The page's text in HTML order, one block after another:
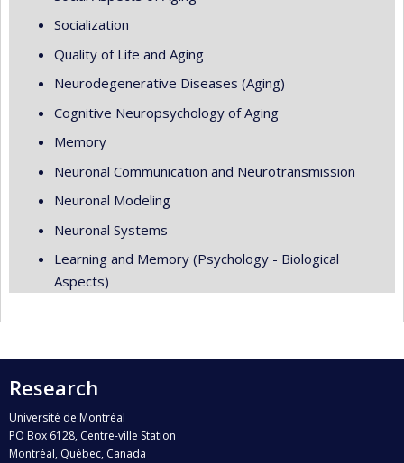
Socialization
Quality of Life and Aging
Neurodegenerative Diseases (Aging)
Cognitive Neuropsychology of Aging
Memory
Neuronal Communication and Neurotransmission
Neuronal Modeling
Neuronal Systems
Learning and Memory (Psychology - Biological
Aspects)
Research
Université de Montréal
PO Box 6128, Centre-ville Station
Montréal, Québec, Canada